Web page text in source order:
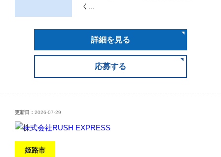
く…
詳細を見る
応募する
更新日： 2026-07-29
姫路市